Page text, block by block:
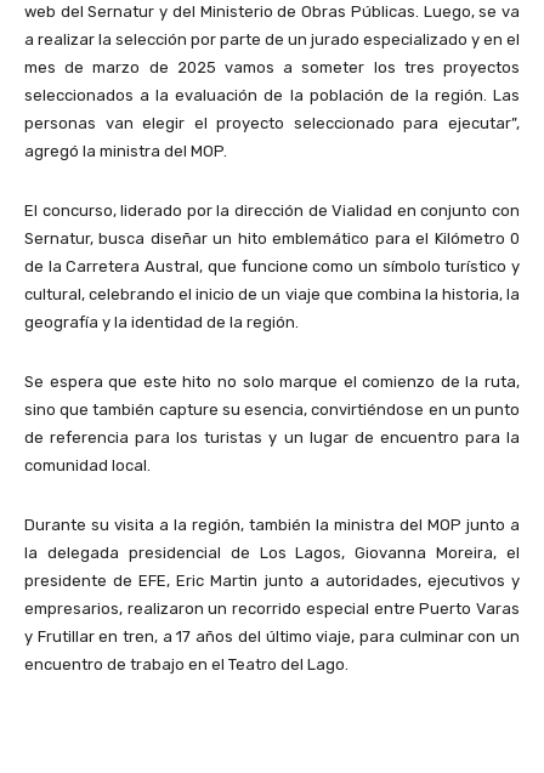
web del Sernatur y del Ministerio de Obras Públicas. Luego, se va
a realizar la selección por parte de un jurado especializado y en el
mes de marzo de 2025 vamos a someter los tres proyectos
seleccionados a la evaluación de la población de la región. Las
personas van elegir el proyecto seleccionado para ejecutar”,
agregó la ministra del MOP.
El concurso, liderado por la dirección de Vialidad en conjunto con
Sernatur, busca diseñar un hito emblemático para el Kilómetro 0
de la Carretera Austral, que funcione como un símbolo turístico y
cultural, celebrando el inicio de un viaje que combina la historia, la
geografía y la identidad de la región.
Se espera que este hito no solo marque el comienzo de la ruta,
sino que también capture su esencia, convirtiéndose en un punto
de referencia para los turistas y un lugar de encuentro para la
comunidad local.
Durante su visita a la región, también la ministra del MOP junto a
la delegada presidencial de Los Lagos, Giovanna Moreira, el
presidente de EFE, Eric Martin junto a autoridades, ejecutivos y
empresarios, realizaron un recorrido especial entre Puerto Varas
y Frutillar en tren, a 17 años del último viaje, para culminar con un
encuentro de trabajo en el Teatro del Lago.